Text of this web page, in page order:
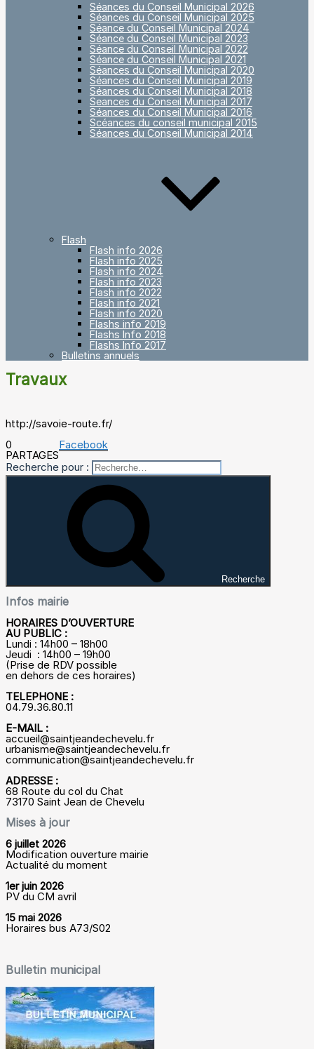
Séances du Conseil Municipal 2026
Séances du Conseil Municipal 2025
Séance du Conseil Municipal 2024
Séance du Conseil Municipal 2023
Séance du Conseil Municipal 2022
Séance du Conseil Municipal 2021
Séances du Conseil Municipal 2020
Séances du Conseil Municipal 2019
Séances du Conseil Municipal 2018
Seances du Conseil Municipal 2017
Séances du Conseil Municipal 2016
Scéances du conseil municipal 2015
Séances du Conseil Municipal 2014
Flash
Flash info 2026
Flash info 2025
Flash info 2024
Flash info 2023
Flash info 2022
Flash info 2021
Flash info 2020
Flashs info 2019
Flashs Info 2018
Flashs Info 2017
Bulletins annuels
Travaux
http://savoie-route.fr/
0
PARTAGES
Facebook
Recherche pour :
Recherche
Infos mairie
HORAIRES D’OUVERTURE
AU PUBLIC :
Lundi : 14h00 – 18h00
Jeudi : 14h00 – 19h00
(Prise de RDV possible
en dehors de ces horaires)
TELEPHONE :
04.79.36.80.11
E-MAIL :
accueil@saintjeandechevelu.fr
urbanisme@saintjeandechevelu.fr
communication@saintjeandechevelu.fr
ADRESSE :
68 Route du col du Chat
73170 Saint Jean de Chevelu
Mises à jour
6 juillet 2026
Modification ouverture mairie
Actualité du moment
1er juin 2026
PV du CM avril
15 mai 2026
Horaires bus A73/S02
Bulletin municipal